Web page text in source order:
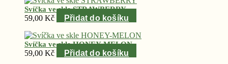
Svíčka ve skle STRAWBERRY
59,00 Kč Přidat do košíku
Svíčka ve skle HONEY-MELON
59,00 Kč Přidat do košíku